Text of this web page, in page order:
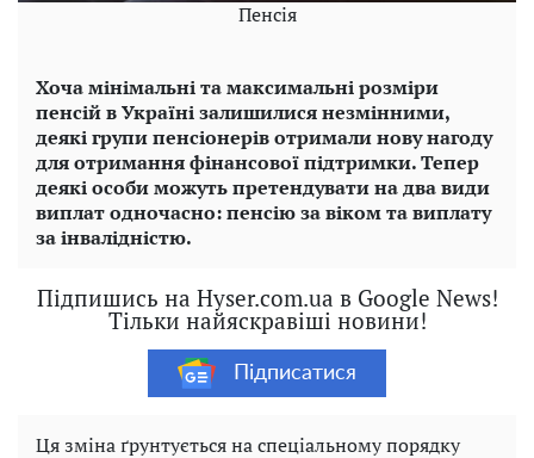
Пенсія
Хоча мінімальні та максимальні розміри
пенсій в Україні залишилися незмінними,
деякі групи пенсіонерів отримали нову нагоду
для отримання фінансової підтримки. Тепер
деякі особи можуть претендувати на два види
виплат одночасно: пенсію за віком та виплату
за інвалідністю.
Підпишись на Hyser.com.ua в Google News!
Тільки найяскравіші новини!
Підписатися
Ця зміна ґрунтується на спеціальному порядку